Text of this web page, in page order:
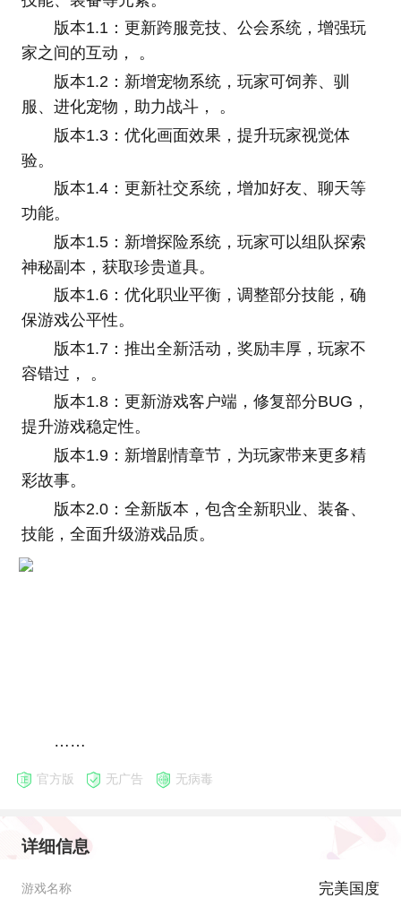
版本1.1：更新跨服竞技、公会系统，增强玩
家之间的互动， 。
版本1.2：新增宠物系统，玩家可饲养、驯
服、进化宠物，助力战斗， 。
版本1.3：优化画面效果，提升玩家视觉体
验。
版本1.4：更新社交系统，增加好友、聊天等
功能。
版本1.5：新增探险系统，玩家可以组队探索
神秘副本，获取珍贵道具。
版本1.6：优化职业平衡，调整部分技能，确
保游戏公平性。
版本1.7：推出全新活动，奖励丰厚，玩家不
容错过， 。
版本1.8：更新游戏客户端，修复部分BUG，
提升游戏稳定性。
版本1.9：新增剧情章节，为玩家带来更多精
彩故事。
版本2.0：全新版本，包含全新职业、装备、
技能，全面升级游戏品质。
……
官方版 无广告 无病毒
详细信息
游戏名称 完美国度